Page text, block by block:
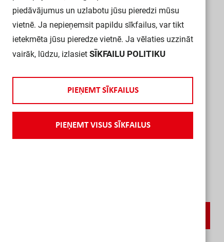
piedāvājumus un uzlabotu jūsu pieredzi mūsu
vietnē. Ja nepieņemsit papildu sīkfailus, var tikt
ietekmēta jūsu pieredze vietnē. Ja vēlaties uzzināt
vairāk, lūdzu, izlasiet SĪKFAILU POLITIKU
PI EŅEMT SĪ KFAI LUS
PI EŅEMT VI SUS SĪ KFAI LUS